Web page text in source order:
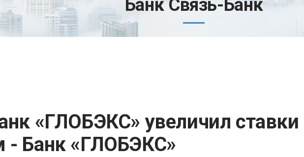
Банк Связь-Банк
«ГЛОБЭКС» увеличил ставки
- Банк «ГЛОБЭКС»